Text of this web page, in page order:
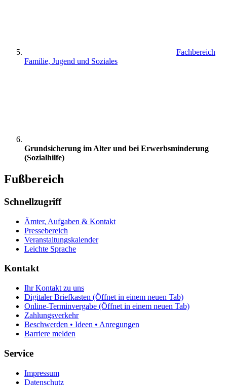
Fachbereich
Familie, Jugend und Soziales
Grundsicherung im Alter und bei Erwerbsminderung
(Sozialhilfe)
Fußbereich
Schnellzugriff
Ämter, Aufgaben & Kontakt
Pressebereich
Veranstaltungskalender
Leichte Sprache
Kontakt
Ihr Kontakt zu uns
Digitaler Briefkasten (Öffnet in einem neuen Tab)
Online-Terminvergabe (Öffnet in einem neuen Tab)
Zahlungsverkehr
Beschwerden • Ideen • Anregungen
Barriere melden
Service
Impressum
Datenschutz